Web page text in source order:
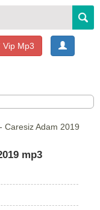
Vip Mp3
Caresiz Adam 2019
mp3